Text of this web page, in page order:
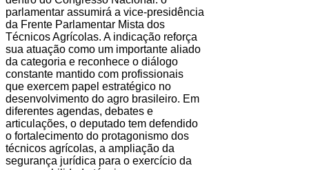
parlamentar assumirá a vice-presidência
da Frente Parlamentar Mista dos
Técnicos Agrícolas. A indicação reforça
sua atuação como um importante aliado
da categoria e reconhece o diálogo
constante mantido com profissionais
que exercem papel estratégico no
desenvolvimento do agro brasileiro. Em
diferentes agendas, debates e
articulações, o deputado tem defendido
o fortalecimento do protagonismo dos
técnicos agrícolas, a ampliação da
segurança jurídica para o exercício da